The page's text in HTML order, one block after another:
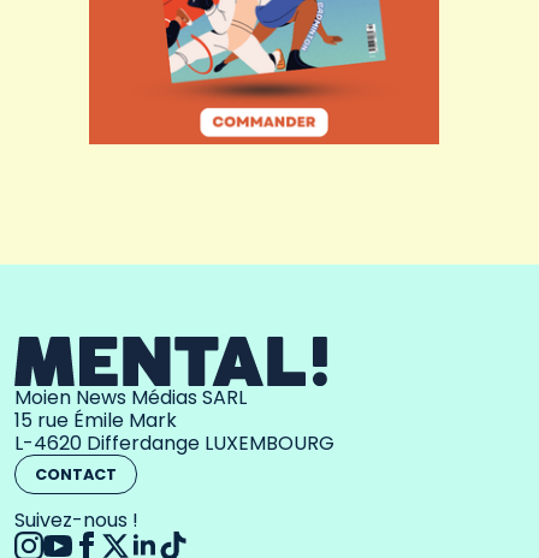
Moien News Médias SARL
15 rue Émile Mark
L-4620 Differdange LUXEMBOURG
CONTACT
Suivez-nous !